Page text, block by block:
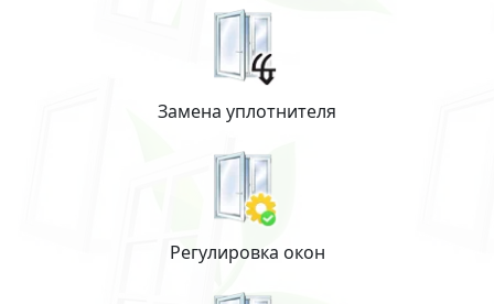
Замена уплотнителя
Регулировка окон